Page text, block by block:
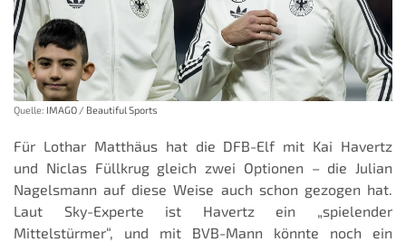
Quelle: IMAGO / Beautiful Sports
Für Lothar Matthäus hat die DFB-Elf mit Kai Havertz
und Niclas Füllkrug gleich zwei Optionen – die Julian
Nagelsmann auf diese Weise auch schon gezogen hat.
Laut Sky-Experte ist Havertz ein „spielender
Mittelstürmer“, und mit BVB-Mann könnte noch ein